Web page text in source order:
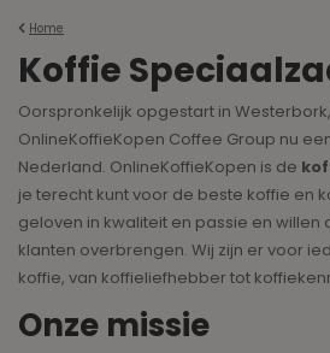
Home
Koffie
Oorspronkelijk opgestart in
OnlineKoffieKopen Coffee Group nu
Nederland. OnlineKoffieKopen is de
je terecht kunt voor de beste koffie en
geloven in kwaliteit en passie en willen
klanten overbrengen. Wij zijn er voor
koffie, van koffieliefhebber tot
Onze missie